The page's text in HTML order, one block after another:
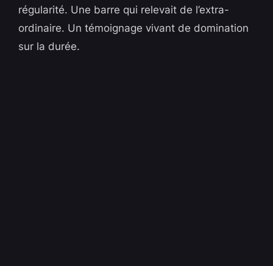
régularité. Une barre qui relevait de l’extra-
ordinaire. Un témoignage vivant de domination
sur la durée.